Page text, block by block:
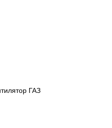
ГАЗ